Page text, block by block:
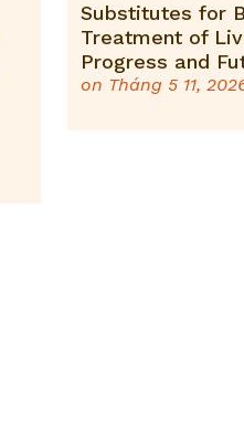
on Tháng 5 11,
Substitutes for
Treatment of
Progress and